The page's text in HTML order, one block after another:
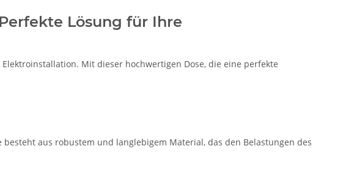
Lösung für Ihre
Mit dieser hochwertigen Dose, die eine perfekte
aus robustem und langlebigem Material, das den Belastungen des